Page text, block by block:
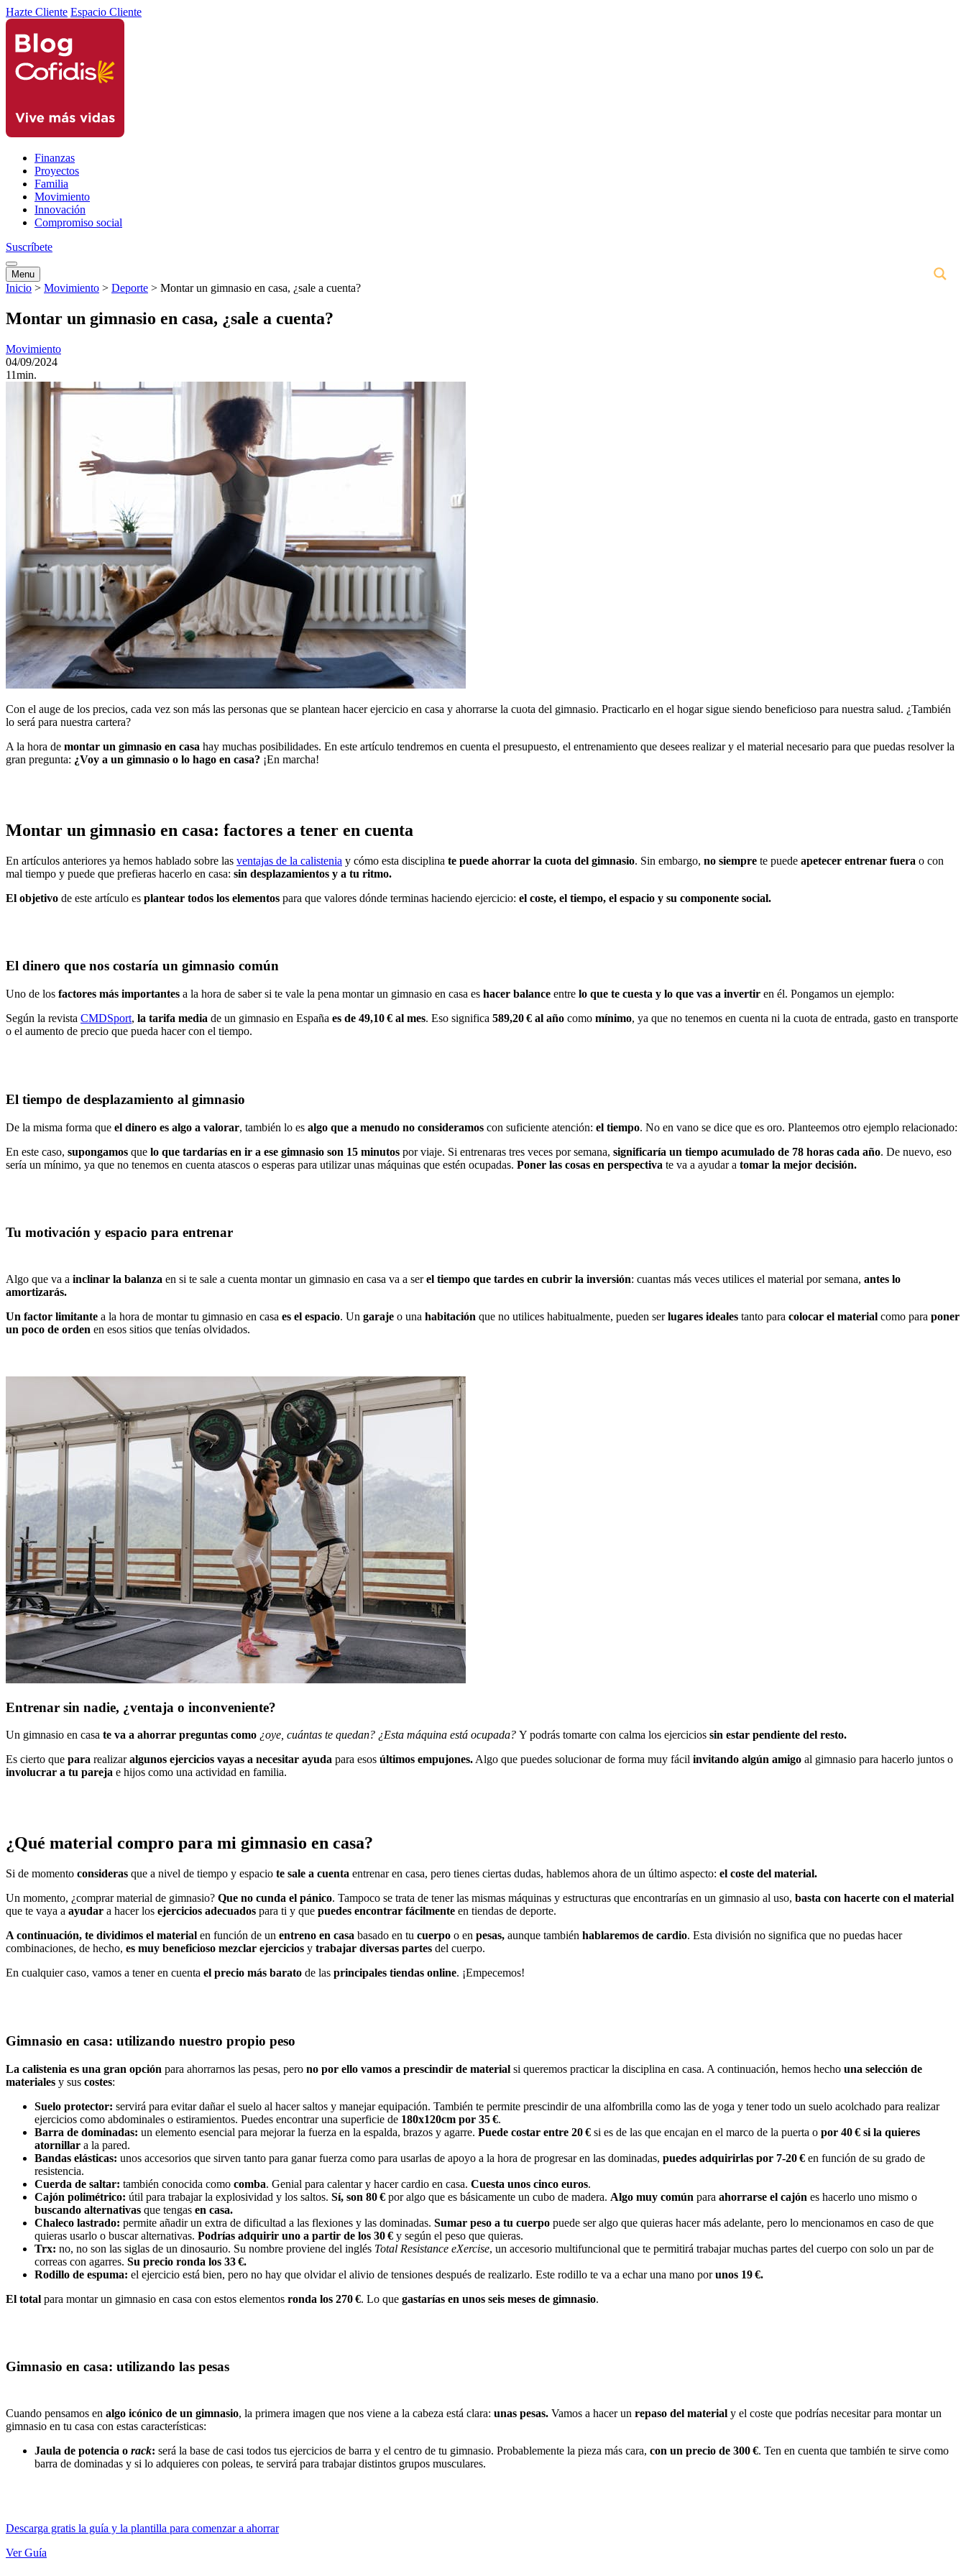
Hazte Cliente Espacio Cliente
Finanzas
Proyectos
Familia
Movimiento
Innovación
Compromiso social
Suscríbete
Menu
Inicio > Movimiento > Deporte > Montar un gimnasio en casa, ¿sale a cuenta?
Montar un gimnasio en casa, ¿sale a cuenta?
Movimiento
04/09/2024
11min.
Con el auge de los precios, cada vez son más las personas que se plantean hacer ejercicio en casa y ahorrarse la cuota del gimnasio. Practicarlo en el hogar sigue siendo beneficioso para nuestra salud. ¿También
lo será para nuestra cartera?
A la hora de montar un gimnasio en casa hay muchas posibilidades. En este artículo tendremos en cuenta el presupuesto, el entrenamiento que desees realizar y el material necesario para que puedas resolver la
gran pregunta: ¿Voy a un gimnasio o lo hago en casa? ¡En marcha!
Montar un gimnasio en casa: factores a tener en cuenta
En artículos anteriores ya hemos hablado sobre las ventajas de la calistenia y cómo esta disciplina te puede ahorrar la cuota del gimnasio. Sin embargo, no siempre te puede apetecer entrenar fuera o con
mal tiempo y puede que prefieras hacerlo en casa: sin desplazamientos y a tu ritmo.
El objetivo de este artículo es plantear todos los elementos para que valores dónde terminas haciendo ejercicio: el coste, el tiempo, el espacio y su componente social.
El dinero que nos costaría un gimnasio común
Uno de los factores más importantes a la hora de saber si te vale la pena montar un gimnasio en casa es hacer balance entre lo que te cuesta y lo que vas a invertir en él. Pongamos un ejemplo:
Según la revista CMDSport, la tarifa media de un gimnasio en España es de 49,10 € al mes. Eso significa 589,20 € al año como mínimo, ya que no tenemos en cuenta ni la cuota de entrada, gasto en transporte
o el aumento de precio que pueda hacer con el tiempo.
El tiempo de desplazamiento al gimnasio
De la misma forma que el dinero es algo a valorar, también lo es algo que a menudo no consideramos con suficiente atención: el tiempo. No en vano se dice que es oro. Planteemos otro ejemplo relacionado:
En este caso, supongamos que lo que tardarías en ir a ese gimnasio son 15 minutos por viaje. Si entrenaras tres veces por semana, significaría un tiempo acumulado de 78 horas cada año. De nuevo, eso
sería un mínimo, ya que no tenemos en cuenta atascos o esperas para utilizar unas máquinas que estén ocupadas. Poner las cosas en perspectiva te va a ayudar a tomar la mejor decisión.
Tu motivación y espacio para entrenar
Algo que va a inclinar la balanza en si te sale a cuenta montar un gimnasio en casa va a serel tiempo que tardes en cubrir la inversión: cuantas más veces utilices el material por semana, antes lo
amortizarás.
Un factor limitante a la hora de montar tu gimnasio en casa es el espacio. Un garaje o una habitación que no utilices habitualmente, pueden serlugares ideales tanto para colocar el material como para poner
un poco de orden en esos sitios que tenías olvidados.
Entrenar sin nadie, ¿ventaja o inconveniente?
Un gimnasio en casa te va a ahorrar preguntas como ¿oye, cuántas te quedan? ¿Esta máquina está ocupada? Y podrás tomarte con calma los ejercicios sin estar pendiente del resto.
Es cierto que para realizaralgunos ejercicios vayas a necesitar ayuda para esos últimos empujones. Algo que puedes solucionar de forma muy fácil invitando algún amigo al gimnasio para hacerlo juntos o
involucrar a tu pareja e hijos como una actividad en familia.
¿Qué material compro para mi gimnasio en casa?
Si de momento consideras que a nivel de tiempo y espacio te sale a cuenta entrenar en casa, pero tienes ciertas dudas, hablemos ahora de un último aspecto: el coste del material.
Un momento, ¿comprar material de gimnasio? Que no cunda el pánico. Tampoco se trata de tener las mismas máquinas y estructuras que encontrarías en un gimnasio al uso, basta con hacerte con el material
que te vaya a ayudar a hacer los ejercicios adecuados para ti y que puedes encontrar fácilmente en tiendas de deporte.
A continuación, te dividimos el material en función de un entreno en casa basado en tu cuerpo o en pesas, aunque también hablaremos de cardio. Esta división no significa que no puedas hacer
combinaciones, de hecho, es muy beneficioso mezclar ejercicios y trabajar diversas partes del cuerpo.
En cualquier caso, vamos a tener en cuenta el precio más barato de las principales tiendas online. ¡Empecemos!
Gimnasio en casa: utilizando nuestro propio peso
La calistenia es una gran opción para ahorrarnos las pesas, pero no por ello vamos a prescindir de material si queremos practicar la disciplina en casa. A continuación, hemos hecho una selección de
materiales y sus costes:
Suelo protector: servirá para evitar dañar el suelo al hacer saltos y manejar equipación. También te permite prescindir de una alfombrilla como las de yoga y tener todo un suelo acolchado para realizar
ejercicios como abdominales o estiramientos. Puedes encontrar una superficie de 180x120cm por 35 €.
Barra de dominadas: un elemento esencial para mejorar la fuerza en la espalda, brazos y agarre. Puede costar entre 20 € si es de las que encajan en el marco de la puerta o por 40 € si la quieres
atornillar a la pared.
Bandas elásticas: unos accesorios que sirven tanto para ganar fuerza como para usarlas de apoyo a la hora de progresar en las dominadas, puedes adquirirlas por 7-20 € en función de su grado de
resistencia.
Cuerda de saltar: también conocida como comba. Genial para calentar y hacer cardio en casa. Cuesta unos cinco euros.
Cajón polimétrico: útil para trabajar la explosividad y los saltos. Sí, son 80 € por algo que es básicamente un cubo de madera. Algo muy común para ahorrarse el cajón es hacerlo uno mismo o
buscando alternativas que tengas en casa.
Chaleco lastrado: permite añadir un extra de dificultad a las flexiones y las dominadas. Sumar peso a tu cuerpo puede ser algo que quieras hacer más adelante, pero lo mencionamos en caso de que
quieras usarlo o buscar alternativas. Podrías adquirir uno a partir de los 30 € y según el peso que quieras.
Trx: no, no son las siglas de un dinosaurio. Su nombre proviene del inglés Total Resistance eXercise, un accesorio multifuncional que te permitirá trabajar muchas partes del cuerpo con solo un par de
correas con agarres. Su precio ronda los 33 €.
Rodillo de espuma: el ejercicio está bien, pero no hay que olvidar el alivio de tensiones después de realizarlo. Este rodillo te va a echar una mano porunos 19 €.
El total para montar un gimnasio en casa con estos elementos ronda los 270 €. Lo que gastarías en unos seis meses de gimnasio.
Gimnasio en casa: utilizando las pesas
Cuando pensamos en algo icónico de un gimnasio, la primera imagen que nos viene a la cabeza está clara: unas pesas. Vamos a hacer un repaso del material y el coste que podrías necesitar para montar un
gimnasio en tu casa con estas características:
Jaula de potencia o rack: será la base de casi todos tus ejercicios de barra y el centro de tu gimnasio. Probablemente la pieza más cara, con un precio de 300 €. Ten en cuenta que también te sirve como
barra de dominadas y si lo adquieres con poleas, te servirá para trabajar distintos grupos musculares.
Descarga gratis la guía y la plantilla para comenzar a ahorrar
Ver Guía